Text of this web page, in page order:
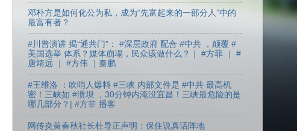
邓朴方是如何化公为私，成为“先富起来的一部分人”中的
最富有者？
#川普演讲 揭“通共门”： #深层政府 配合 #中共 ，颠覆 #
美国选举 体系？媒体崩塌，民众该做什么？｜ #方菲 ｜ #
唐靖远 ｜ #方伟 ｜秦鹏
#王维洛 ：吹哨人爆料 #三峡 内部文件是 #中共 最高机
密！三峡如 #溃坝 ，30分钟内淹没宜昌！三峡最危险的是
哪几部分？| #方菲 播客
网传炎黄春秋社长杜导正声明：保住说真话阵地